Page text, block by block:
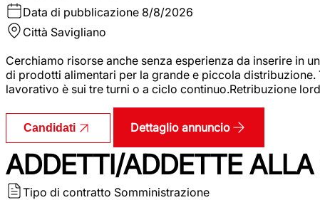
Data di pubblicazione 8/8/2026
Città Savigliano
Cerchiamo risorse anche senza esperienza da inserire in
di prodotti alimentari per la grande e piccola
lavorativo è sui tre turni o a ciclo continuo.Retribuzione
Candidati Dettaglio annuncio
ADDETTI/ADDETTE
Tipo di contratto Somministrazione